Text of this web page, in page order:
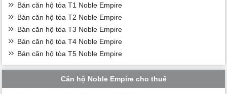
Bán căn hộ tòa T1 Noble Empire
Bán căn hộ tòa T2 Noble Empire
Bán căn hộ tòa T3 Noble Empire
Bán căn hộ tòa T4 Noble Empire
Bán căn hộ tòa T5 Noble Empire
Căn hộ Noble Empire cho thuê